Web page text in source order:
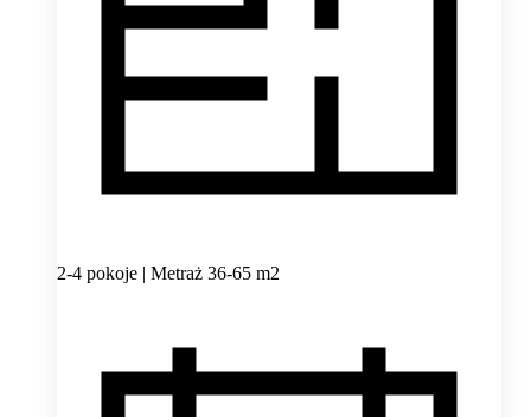
2-4 pokoje | Metraż 36-65 m2